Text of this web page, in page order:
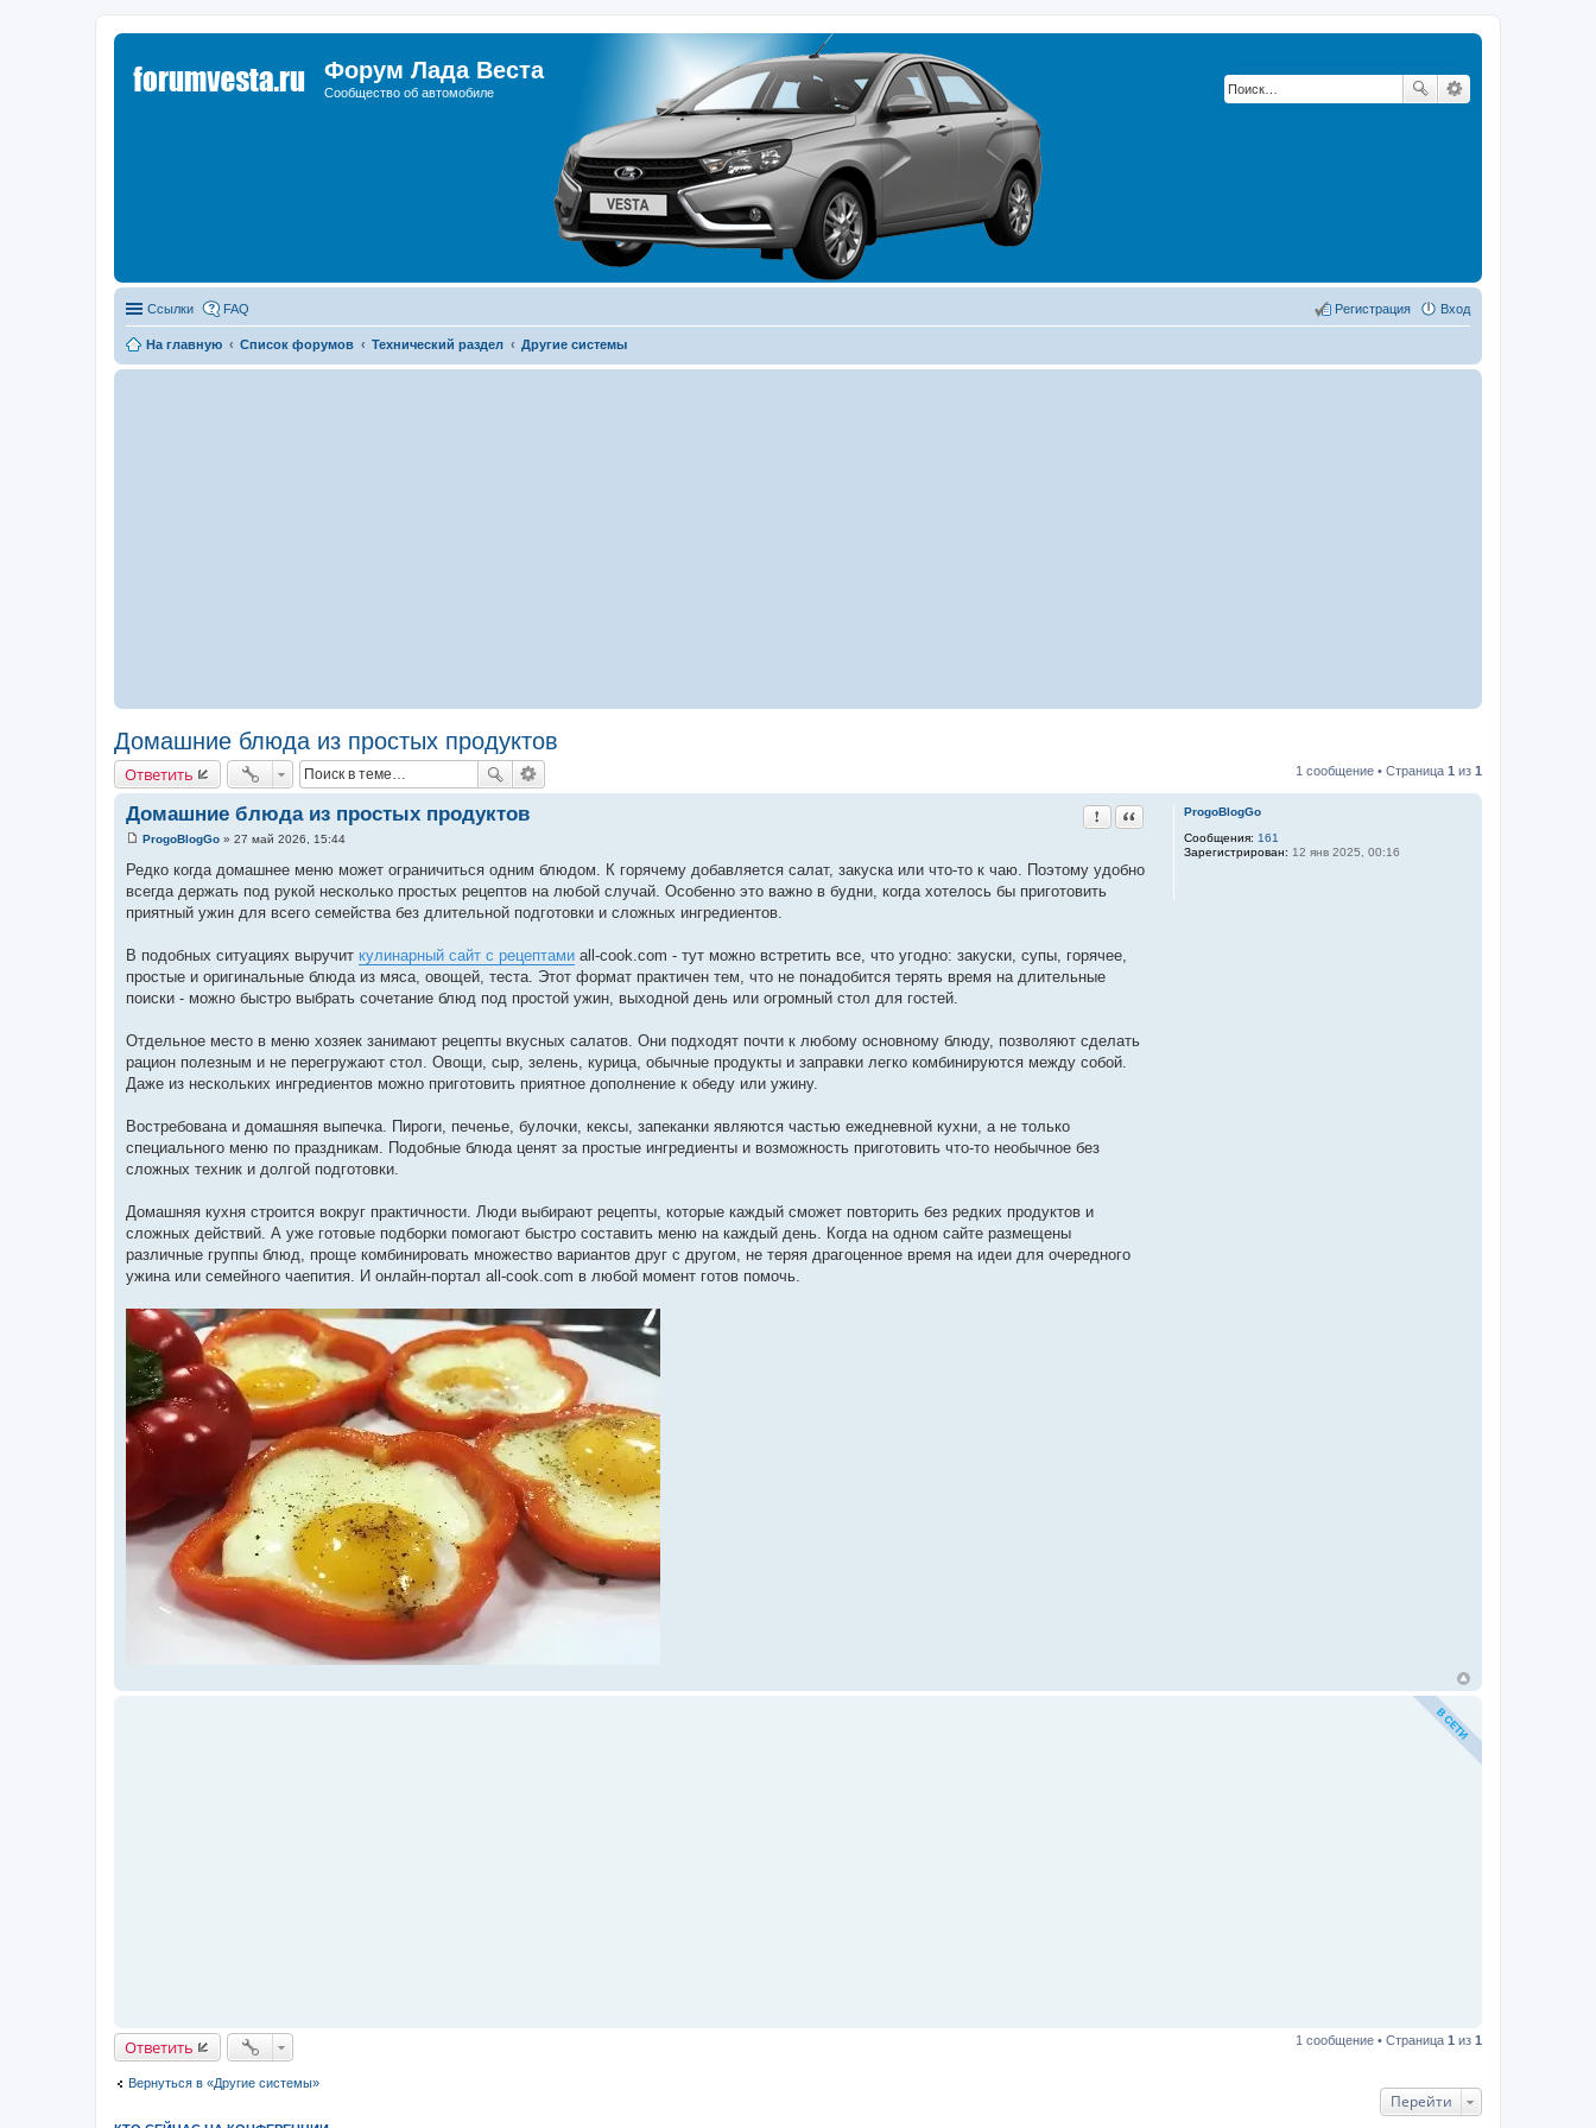
Форум Лада Веста
Сообщество об автомобиле
Ссылки FAQ Вход
Регистрация
На главную Список форумов Технический раздел Другие системы
Домашние блюда из простых продуктов
Ответить 1 сообщение • Страница 1 из 1
ProgoBlogGo
Сообщения: 161
Зарегистрирован: 12 янв 2025, 00:16
Домашние блюда из простых продуктов Пожаловаться на это сообщение
Цитата
о
б
е
е
ProgoBlogGo » 27 май 2026, 15:44
Редко когда домашнее меню может ограничиться одним блюдом. К горячему добавляется салат, закуска или что-то к чаю. Поэтому удобно
всегда держать под рукой несколько простых рецептов на любой случай. Особенно это важно в будни, когда хотелось бы приготовить
приятный ужин для всего семейства без длительной подготовки и сложных ингредиентов.
В подобных ситуациях выручит кулинарный сайт с рецептами all-cook.com - тут можно встретить все, что угодно: закуски, супы, горячее,
простые и оригинальные блюда из мяса, овощей, теста. Этот формат практичен тем, что не понадобится терять время на длительные
поиски - можно быстро выбрать сочетание блюд под простой ужин, выходной день или огромный стол для гостей.
Отдельное место в меню хозяек занимают рецепты вкусных салатов. Они подходят почти к любому основному блюду, позволяют сделать
рацион полезным и не перегружают стол. Овощи, сыр, зелень, курица, обычные продукты и заправки легко комбинируются между собой.
Даже из нескольких ингредиентов можно приготовить приятное дополнение к обеду или ужину.
Востребована и домашняя выпечка. Пироги, печенье, булочки, кексы, запеканки являются частью ежедневной кухни, а не только
специального меню по праздникам. Подобные блюда ценят за простые ингредиенты и возможность приготовить что-то необычное без
сложных техник и долгой подготовки.
Домашняя кухня строится вокруг практичности. Люди выбирают рецепты, которые каждый сможет повторить без редких продуктов и
сложных действий. А уже готовые подборки помогают быстро составить меню на каждый день. Когда на одном сайте размещены
различные группы блюд, проще комбинировать множество вариантов друг с другом, не теряя драгоценное время на идеи для очередного
ужина или семейного чаепития. И онлайн-портал all-cook.com в любой момент готов помочь.
Ответить 1 сообщение • Страница 1 из 1
Вернуться в «Другие системы»
Перейти